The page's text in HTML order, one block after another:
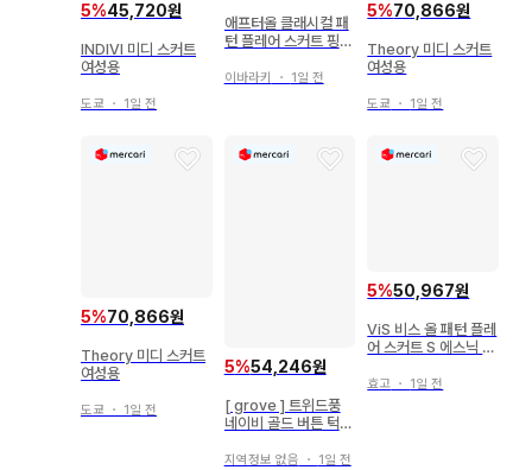
5%45,720원
INDIVI 미디 스커트
여성용
도쿄 ・ 1일 전
애프터올 클래시컬 패
턴 플레어 스커트 핑크
이바라키 ・ 1일 전
5%70,866원
Theory 미디 스커트
여성용
도쿄 ・ 1일 전
5%70,866원
Theory 미디 스커트
여성용
도쿄 ・ 1일 전
5%54,246원
[ grove ] 트위드풍
네이비 골드 버튼 턱
장
지역정보 없음 ・ 1일 전
5%50,967원
ViS 비스 올 패턴 플레
어 스커트 S 에스닉 머
효고 ・ 1일 전